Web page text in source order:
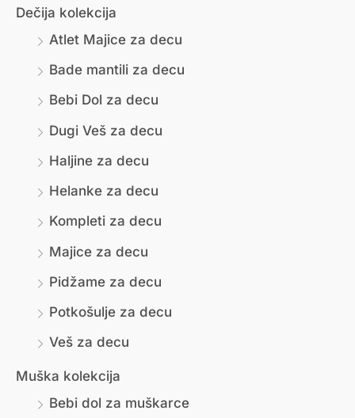
Dečija kolekcija
Atlet Majice za decu
Bade mantili za decu
Bebi Dol za decu
Dugi Veš za decu
Haljine za decu
Helanke za decu
Kompleti za decu
Majice za decu
Pidžame za decu
Potkošulje za decu
Veš za decu
Muška kolekcija
Bebi dol za muškarce